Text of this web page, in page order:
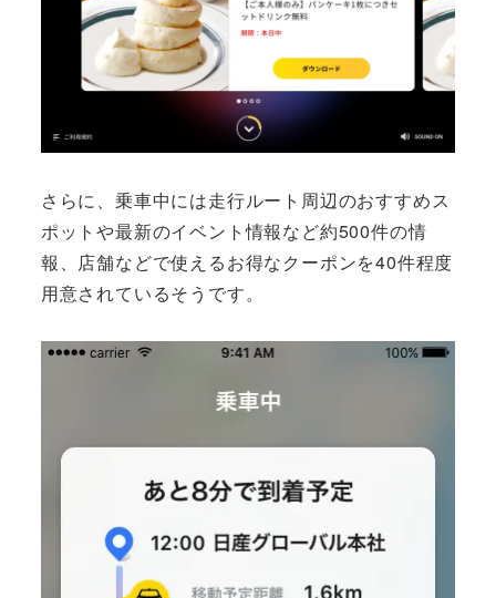
さらに、乗車中には走行ルート周辺のおすすめス
ポットや最新のイベント情報など約500件の情
報、店舗などで使えるお得なクーポンを40件程度
用意されているそうです。